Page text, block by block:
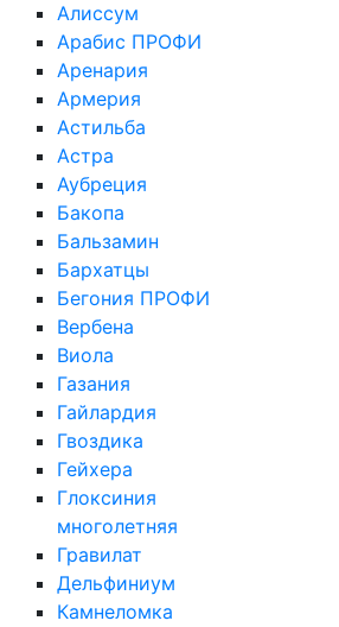
Алиссум
Арабис ПРОФИ
Аренария
Армерия
Астильба
Астра
Аубреция
Бакопа
Бальзамин
Бархатцы
Бегония ПРОФИ
Вербена
Виола
Газания
Гайлардия
Гвоздика
Гейхера
Глоксиния
многолетняя
Гравилат
Дельфиниум
Камнеломка